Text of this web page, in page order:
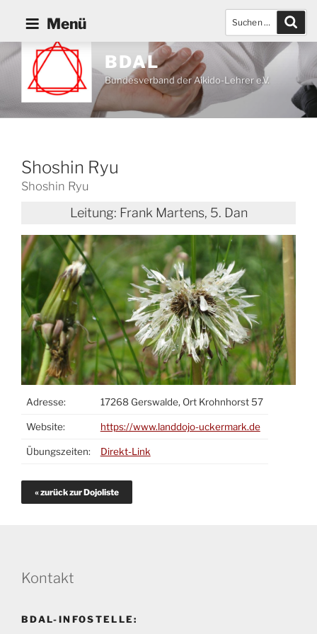
Inhalt
springen
BDAL
Bundesverband der Aikido-Lehrer e.V.
Menü
Shoshin Ryu
Shoshin Ryu
Leitung: Frank Martens, 5. Dan
Adresse: 17268 Gerswalde, Ort Krohnhorst 57
Website: https://www.landdojo-uckermark.de
Übungszeiten: Direkt-Link
« zurück zur Dojoliste
Kontakt
BDAL-INFOSTELLE: